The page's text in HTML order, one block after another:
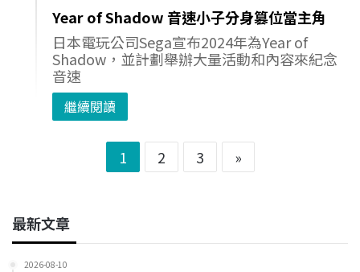
Year of Shadow 音速小子分身篡位當主角
日本電玩公司Sega宣布2024年為Year of
Shadow，並計劃舉辦大量活動和內容來紀念
音速
繼續閱讀
1 2 3 »
最新文章
2026-08-10